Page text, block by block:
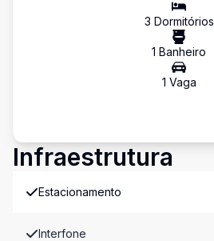
3 Dormitórios
1 Banheiro
1 Vaga
Infraestrutura
Estacionamento
Interfone